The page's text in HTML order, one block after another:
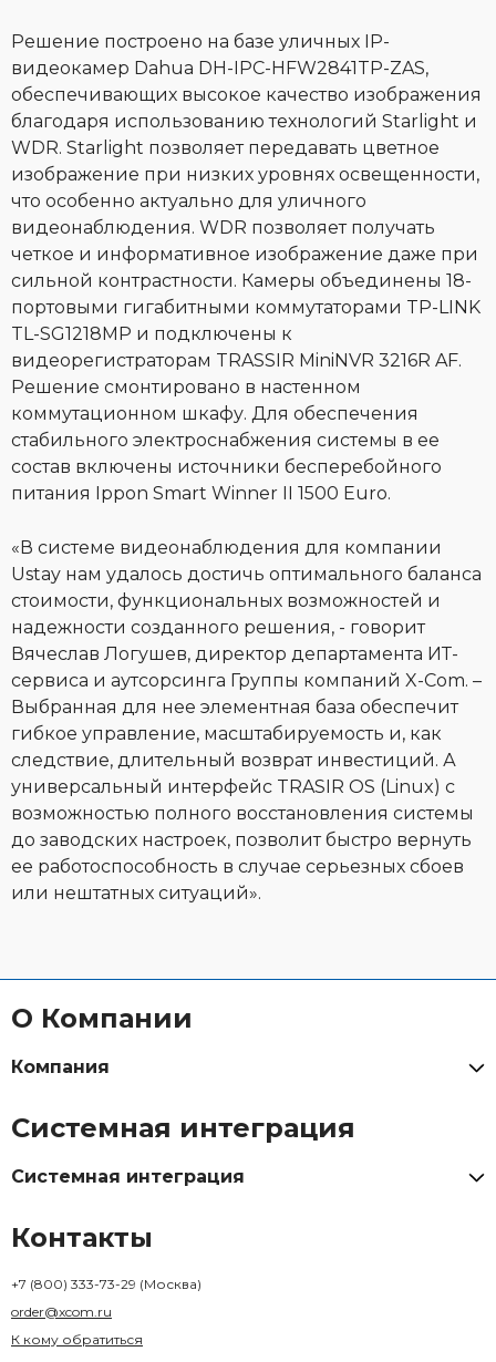
Решение построено на базе уличных IP-
видеокамер Dahua DH-IPC-HFW2841TP-ZAS,
обеспечивающих высокое качество изображения
благодаря использованию технологий Starlight и
WDR. Starlight позволяет передавать цветное
изображение при низких уровнях освещенности,
что особенно актуально для уличного
видеонаблюдения. WDR позволяет получать
четкое и информативное изображение даже при
сильной контрастности. Камеры объединены 18-
портовыми гигабитными коммутаторами TP-LINK
TL-SG1218MP и подключены к
видеорегистраторам TRASSIR MiniNVR 3216R AF.
Решение смонтировано в настенном
коммутационном шкафу. Для обеспечения
стабильного электроснабжения системы в ее
состав включены источники бесперебойного
питания Ippon Smart Winner II 1500 Euro.
«В системе видеонаблюдения для компании
Ustay нам удалось достичь оптимального баланса
стоимости, функциональных возможностей и
надежности созданного решения, - говорит
Вячеслав Логушев, директор департамента ИТ-
сервиса и аутсорсинга Группы компаний X-Com. –
Выбранная для нее элементная база обеспечит
гибкое управление, масштабируемость и, как
следствие, длительный возврат инвестиций. А
универсальный интерфейс TRASIR OS (Linux) с
возможностью полного восстановления системы
до заводских настроек, позволит быстро вернуть
ее работоспособность в случае серьезных сбоев
или нештатных ситуаций».
О Компании
Компания
Системная интеграция
Системная интеграция
Контакты
+7 (800) 333-73-29 (Москва)
order@xcom.ru
К кому обратиться